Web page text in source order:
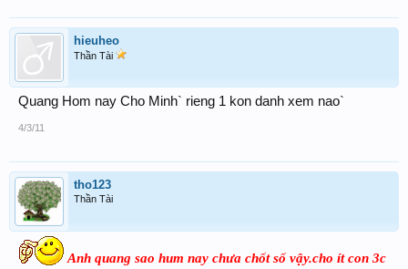
hieuheo
Thần Tài
Quang Hom nay Cho Minh` rieng 1 kon danh xem nao`
4/3/11
tho123
Thần Tài
Anh quang sao hum nay chưa chốt số vậy.cho ít con 3c